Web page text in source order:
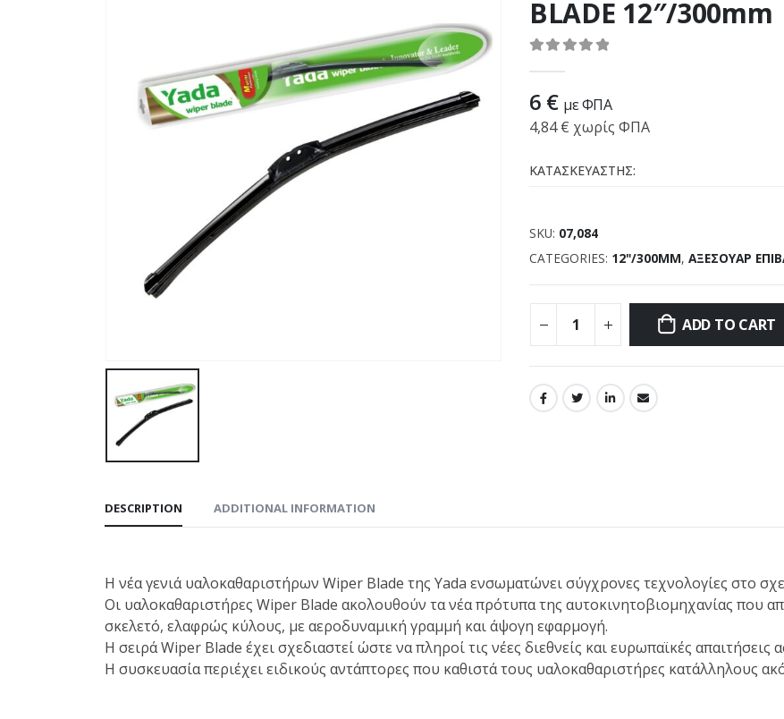
BLADE 12″/300mm
6 € με ΦΠΑ
4,84€ χωρίς ΦΠΑ
ΚΑΤΑΣΚΕΥΑΣΤΗΣ:
SKU: 07,084
CATEGORIES: 12"/300MM, ΑΞΕΣΟΥΑΡ
ADD TO CART
DESCRIPTION ADDITIONAL INFORMATION
Η νέα γενιά υαλοκαθαριστήρων Wiper Blade της Yada ενσωματώνει σύγχρονες τεχνολογίες στο
Οι υαλοκαθαριστήρες Wiper Blade ακολουθούν τα νέα πρότυπα της αυτοκινητοβιομηχανίας που
σκελετό, ελαφρώς κύλους, με αεροδυναμική γραμμή και άψογη εφαρμογή.
Η σειρά Wiper Blade έχει σχεδιαστεί ώστε να πληρoί τις νέες διεθνείς και ευρωπαϊκές απαιτήσεις
Η συσκευασία περιέχει ειδικούς αντάπτορες που καθιστά τους υαλοκαθαριστήρες κατάλληλους